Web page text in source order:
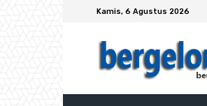
Kamis, 6 Agustus 2026